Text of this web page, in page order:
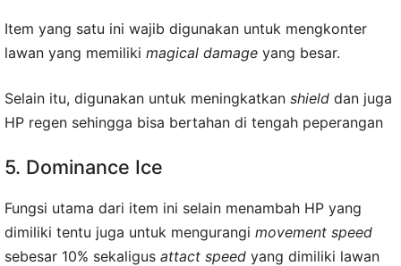
Item yang satu ini wajib digunakan untuk mengkonter
lawan yang memiliki magical damage yang besar.
Selain itu, digunakan untuk meningkatkan shield dan juga
HP regen sehingga bisa bertahan di tengah peperangan
5. Dominance Ice
Fungsi utama dari item ini selain menambah HP yang
dimiliki tentu juga untuk mengurangi movement speed
sebesar 10% sekaligus attact speed yang dimiliki lawan